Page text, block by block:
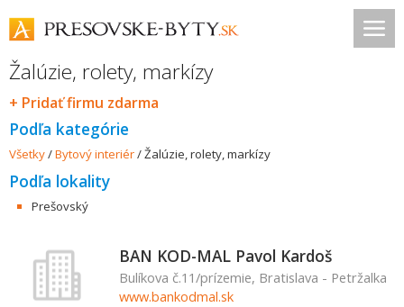
Žalúzie, rolety, markízy
+ Pridať firmu zdarma
Podľa kategórie
Všetky/Bytový interiér/Žalúzie, rolety, markízy
Podľa lokality
Prešovský
BAN KOD-MAL Pavol Kardoš
Bulíkova č.11/prízemie, Bratislava - Petržalka
www.bankodmal.sk